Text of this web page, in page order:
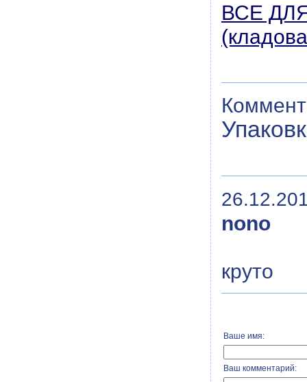
ВСЕ
nono
круто
Ваше имя:
Ваш комментарий: